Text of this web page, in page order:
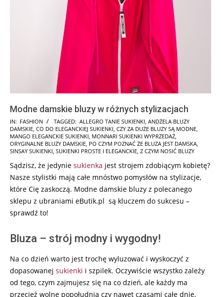
Modne damskie bluzy w różnych stylizacjach
2025-
12-
01
IN: FASHION TAGGED: ALLEGRO TANIE SUKIENKI, ANDŻELA BLUZY
DAMSKIE, CO DO ELEGANCKIEJ SUKIENKI, CZY ZA DUŻE BLUZY SĄ MODNE,
MANGO ELEGANCKIE SUKIENKI, MONNARI SUKIENKI WYPRZEDAŻ,
ORYGINALNE BLUZY DAMSKIE, PO CZYM POZNAĆ ŻE BLUZA JEST DAMSKA,
SINSAY SUKIENKI, SUKIENKI PROSTE I ELEGANCKIE, Z CZYM NOSIĆ BLUZY
Sądzisz, że jedynie sukienka jest strojem zdobiącym kobietę?
Nasze stylistki mają całe mnóstwo pomysłów na stylizacje,
które Cię zaskoczą. Modne damskie bluzy z polecanego
sklepu z ubraniami eButik.pl są kluczem do sukcesu –
sprawdź to!
Bluza – strój modny i wygodny!
Na co dzień warto jest trochę wyluzować i wyskoczyć z
dopasowanej sukienki i szpilek. Oczywiście wszystko zależy
od tego, czym zajmujesz się na co dzień, ale każdy ma
przecież wolne popołudnia czy nawet czasami całe dnie,